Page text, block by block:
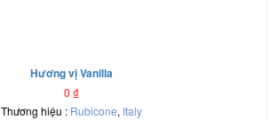
Hương vị Vanilla
0 ₫
Thương hiệu : Rubicone, Italy